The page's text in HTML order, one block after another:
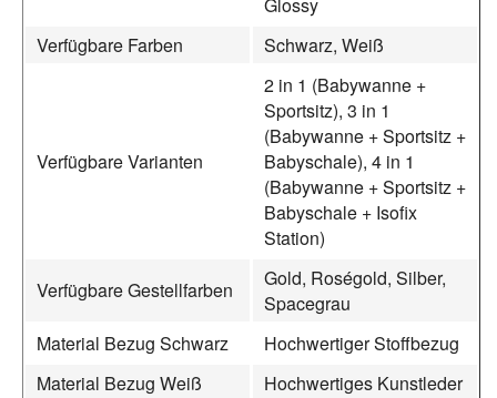
Glossy
Verfügbare Farben
Schwarz, Weiß
Verfügbare Varianten
2 in 1 (Babywanne +
Sportsitz), 3 in 1
(Babywanne + Sportsitz +
Babyschale), 4 in 1
(Babywanne + Sportsitz +
Babyschale + Isofix
Station)
Verfügbare Gestellfarben
Gold, Roségold, Silber,
Spacegrau
Material Bezug Schwarz
Hochwertiger Stoffbezug
Material Bezug Weiß
Hochwertiges Kunstleder